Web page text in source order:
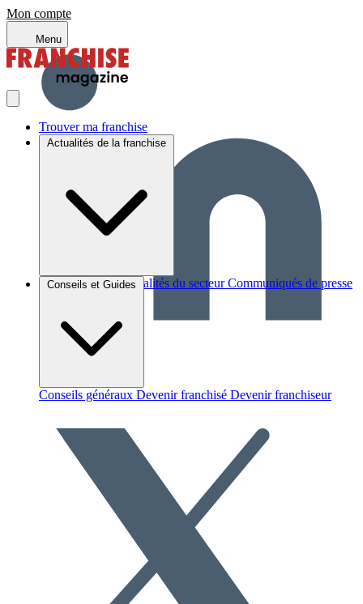
Mon compte
Menu
Trouver ma franchise
Actualités de la franchise
Brèves et actus Actualités du secteur Communiqués de presse
Conseils et Guides
Conseils généraux Devenir franchisé Devenir franchiseur